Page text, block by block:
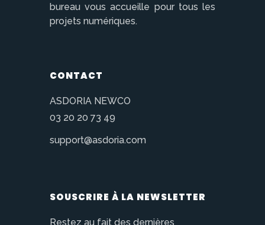
bureau vous accueille pour tous les
projets numériques.
CONTACT
ASDORIA NEWCO
03 20 20 73 49
support@asdoria.com
SOUSCRIRE À LA NEWSLETTER
Restez au fait des dernières